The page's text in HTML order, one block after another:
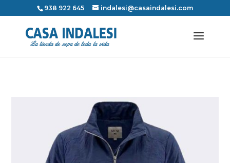
938 922 645 indalesi@casaindalesi.com